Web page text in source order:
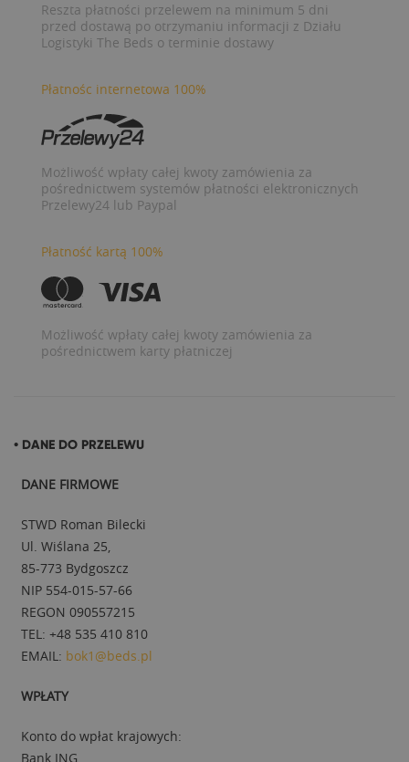
Reszta płatności przelewem na minimum 5 dni
przed dostawą po otrzymaniu informacji z Działu
Logistyki The Beds o terminie dostawy
Płatnośc internetowa 100%
Możliwość wpłaty całej kwoty zamówienia za
pośrednictwem systemów płatności elektronicznych
Przelewy24 lub Paypal
Płatność kartą 100%
Możliwość wpłaty całej kwoty zamówienia za
pośrednictwem karty płatniczej
• DANE DO PRZELEWU
DANE FIRMOWE
STWD Roman Bilecki
Ul. Wiślana 25,
85-773 Bydgoszcz
NIP 554-015-57-66
REGON 090557215
TEL: +48 535 410 810
EMAIL: bok1@beds.pl
WPŁATY
Konto do wpłat krajowych:
Bank ING